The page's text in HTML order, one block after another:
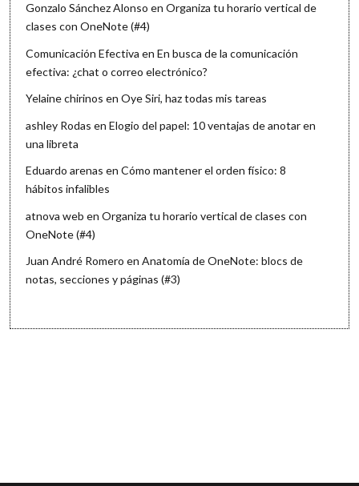
Gonzalo Sánchez Alonso enOrganiza tu horario vertical de
clases con OneNote (#4)
Comunicación Efectiva enEn busca de la comunicación
efectiva: ¿chat o correo electrónico?
Yelaine chirinos enOye Siri, haz todas mis tareas
ashley Rodas enElogio del papel: 10 ventajas de anotar en
una libreta
Eduardo arenas enCómo mantener el orden físico: 8
hábitos infalibles
atnova web enOrganiza tu horario vertical de clases con
OneNote (#4)
Juan André Romero enAnatomía de OneNote: blocs de
notas, secciones y páginas (#3)